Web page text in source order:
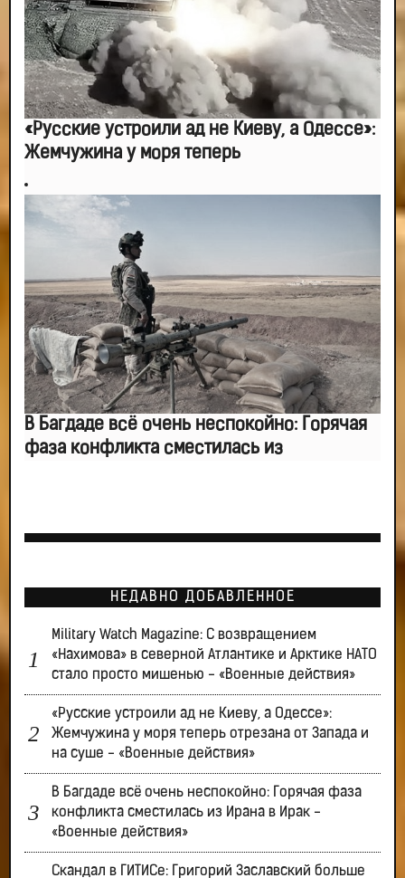
«Русские устроили ад не Киеву, а Одессе»:
Жемчужина у моря теперь
В Багдаде всё очень неспокойно: Горячая
фаза конфликта сместилась из
НЕДАВНО ДОБАВЛЕННОЕ
Military Watch Magazine: С возвращением
«Нахимова» в северной Атлантике и Арктике НАТО
стало просто мишенью - «Военные действия»
«Русские устроили ад не Киеву, а Одессе»:
Жемчужина у моря теперь отрезана от Запада и
на суше - «Военные действия»
В Багдаде всё очень неспокойно: Горячая фаза
конфликта сместилась из Ирана в Ирак -
«Военные действия»
Скандал в ГИТИСе: Григорий Заславский больше